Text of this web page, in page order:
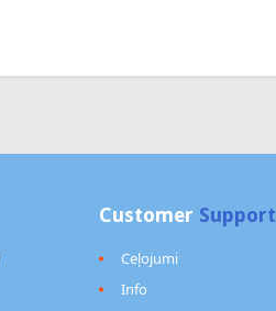
Customer Support
Ceļojumi
Info